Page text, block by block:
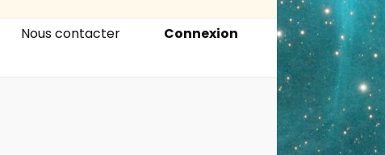
Nous contacter
Connexion